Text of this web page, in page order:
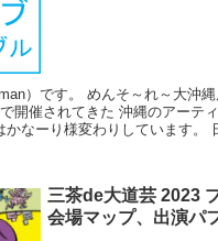
れ～大沖縄展に合わせて
開催されてきた 沖縄のアーテ
り様変わりしています。 日程は 2015年7
三茶de大道芸 2023
会場マップ、出演パ